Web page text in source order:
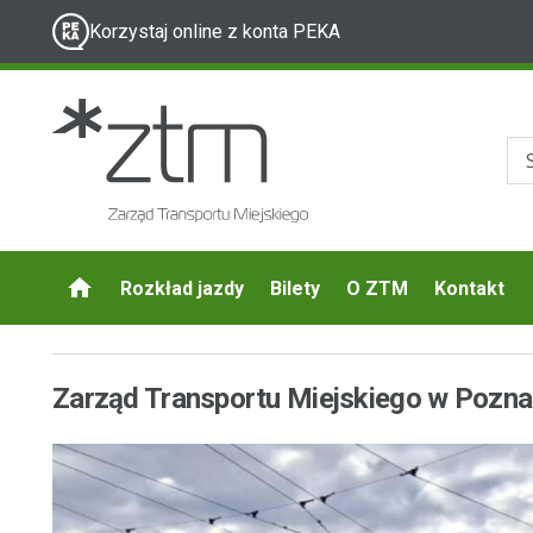
Korzystaj online z konta PEKA
Rozkład jazdy Bilety O ZTM Kontakt
Zarząd Transportu Miejskiego w